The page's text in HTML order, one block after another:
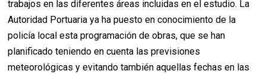
trabajos en las diferentes áreas incluidas en el estudio. La
Autoridad Portuaria ya ha puesto en conocimiento de la
policía local esta programación de obras, que se han
planificado teniendo en cuenta las previsiones
meteorológicas y evitando también aquellas fechas en las